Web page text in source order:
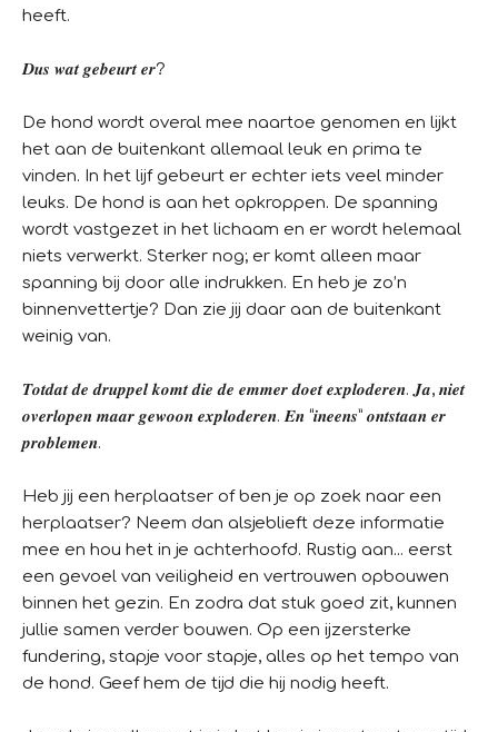
heeft.
𝑫𝒖𝒔 𝒘𝒂𝒕 𝒈𝒆𝒃𝒆𝒖𝒓𝒕 𝒆𝒓?
De hond wordt overal mee naartoe genomen en lijkt
het aan de buitenkant allemaal leuk en prima te
vinden. In het lijf gebeurt er echter iets veel minder
leuks. De hond is aan het opkroppen. De spanning
wordt vastgezet in het lichaam en er wordt helemaal
niets verwerkt. Sterker nog; er komt alleen maar
spanning bij door alle indrukken. En heb je zo’n
binnenvettertje? Dan zie jij daar aan de buitenkant
weinig van.
𝑻𝒐𝒕𝒅𝒂𝒕 𝒅𝒆 𝒅𝒓𝒖𝒑𝒑𝒆𝒍 𝒌𝒐𝒎𝒕 𝒅𝒊𝒆 𝒅𝒆 𝒆𝒎𝒎𝒆𝒓 𝒅𝒐𝒆𝒕 𝒆𝒙𝒑𝒍𝒐𝒅𝒆𝒓𝒆𝒏. 𝑱𝒂, 𝒏𝒊𝒆𝒕
𝒐𝒗𝒆𝒓𝒍𝒐𝒑𝒆𝒏 𝒎𝒂𝒂𝒓 𝒈𝒆𝒘𝒐𝒐𝒏 𝒆𝒙𝒑𝒍𝒐𝒅𝒆𝒓𝒆𝒏. 𝑬𝒏 “𝒊𝒏𝒆𝒆𝒏𝒔” 𝒐𝒏𝒕𝒔𝒕𝒂𝒂𝒏 𝒆𝒓
𝒑𝒓𝒐𝒃𝒍𝒆𝒎𝒆𝒏.
Heb jij een herplaatser of ben je op zoek naar een
herplaatser? Neem dan alsjeblieft deze informatie
mee en hou het in je achterhoofd. Rustig aan... eerst
een gevoel van veiligheid en vertrouwen opbouwen
binnen het gezin. En zodra dat stuk goed zit, kunnen
jullie samen verder bouwen. Op een ijzersterke
fundering, stapje voor stapje, alles op het tempo van
de hond. Geef hem de tijd die hij nodig heeft.